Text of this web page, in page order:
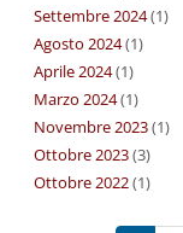
Settembre 2024(1)
Agosto 2024(1)
Aprile 2024(1)
Marzo 2024(1)
Novembre 2023(1)
Ottobre 2023(3)
Ottobre 2022(1)